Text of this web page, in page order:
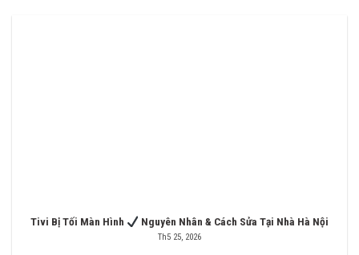
Tivi Bị Tối Màn Hình Nguyên Nhân & Cách Sửa Tại Nhà Hà Nội
Th5 25, 2026